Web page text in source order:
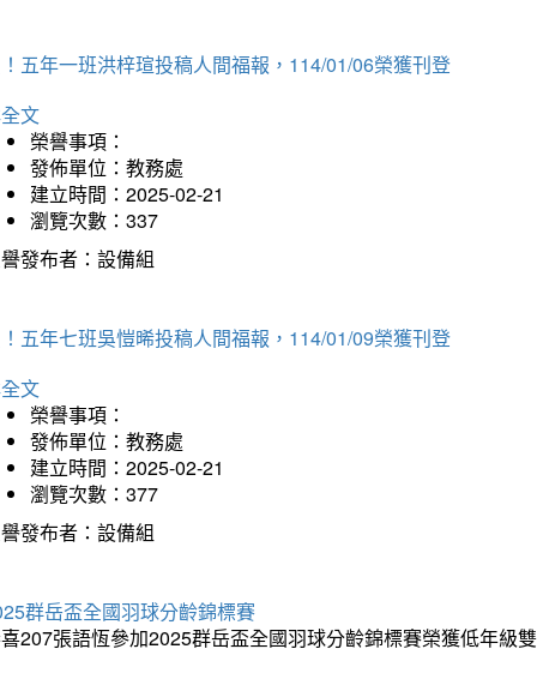
五年一班洪梓瑄投稿人間福報，114/01/06榮獲刊登
文
榮譽事項：
發佈單位：教務處
建立時間：2025-02-21
瀏覽次數：337
發布者：設備組
五年七班吳愷晞投稿人間福報，114/01/09榮獲刊登
文
榮譽事項：
發佈單位：教務處
建立時間：2025-02-21
瀏覽次數：377
發布者：設備組
群岳盃全國羽球分齡錦標賽
207張語恆參加2025群岳盃全國羽球分齡錦標賽榮獲低年級